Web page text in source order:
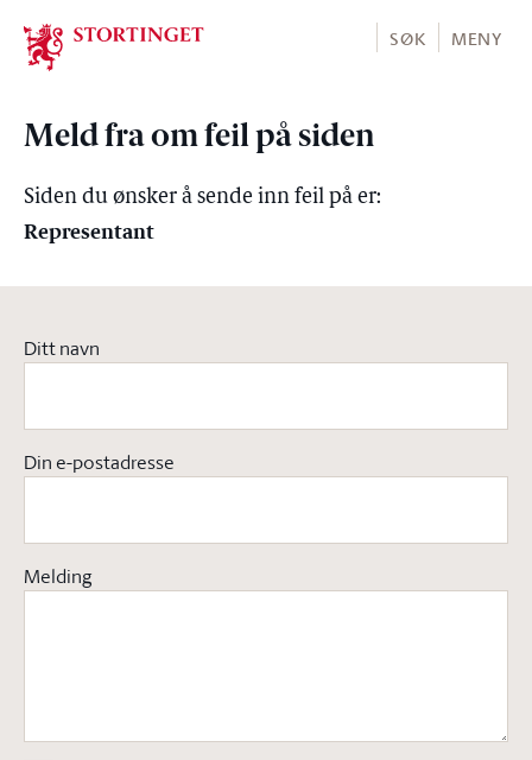
Stortinget.no
SØK MENY
Meld fra om feil på siden
Siden du ønsker å sende inn feil på er:
Representant
Ditt navn
Din e-postadresse
Melding